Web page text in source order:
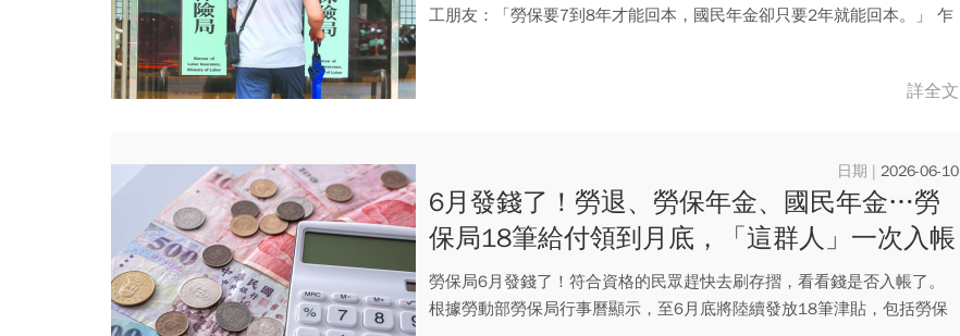
工朋友：「勞保要7到8年才能回本，國民年金卻只要2年就能回本。」 乍
詳全文
2026-06-10
6月發錢了！勞退、勞保年金、國民年金…勞
保局18筆給付領到月底，「這群人」一次入帳
4.2萬
勞保局6月發錢了！符合資格的民眾趕快去刷存摺，看看錢是否入帳了。
根據勞動部勞保局行事曆顯示，至6月底將陸續發放18筆津貼，包括勞保